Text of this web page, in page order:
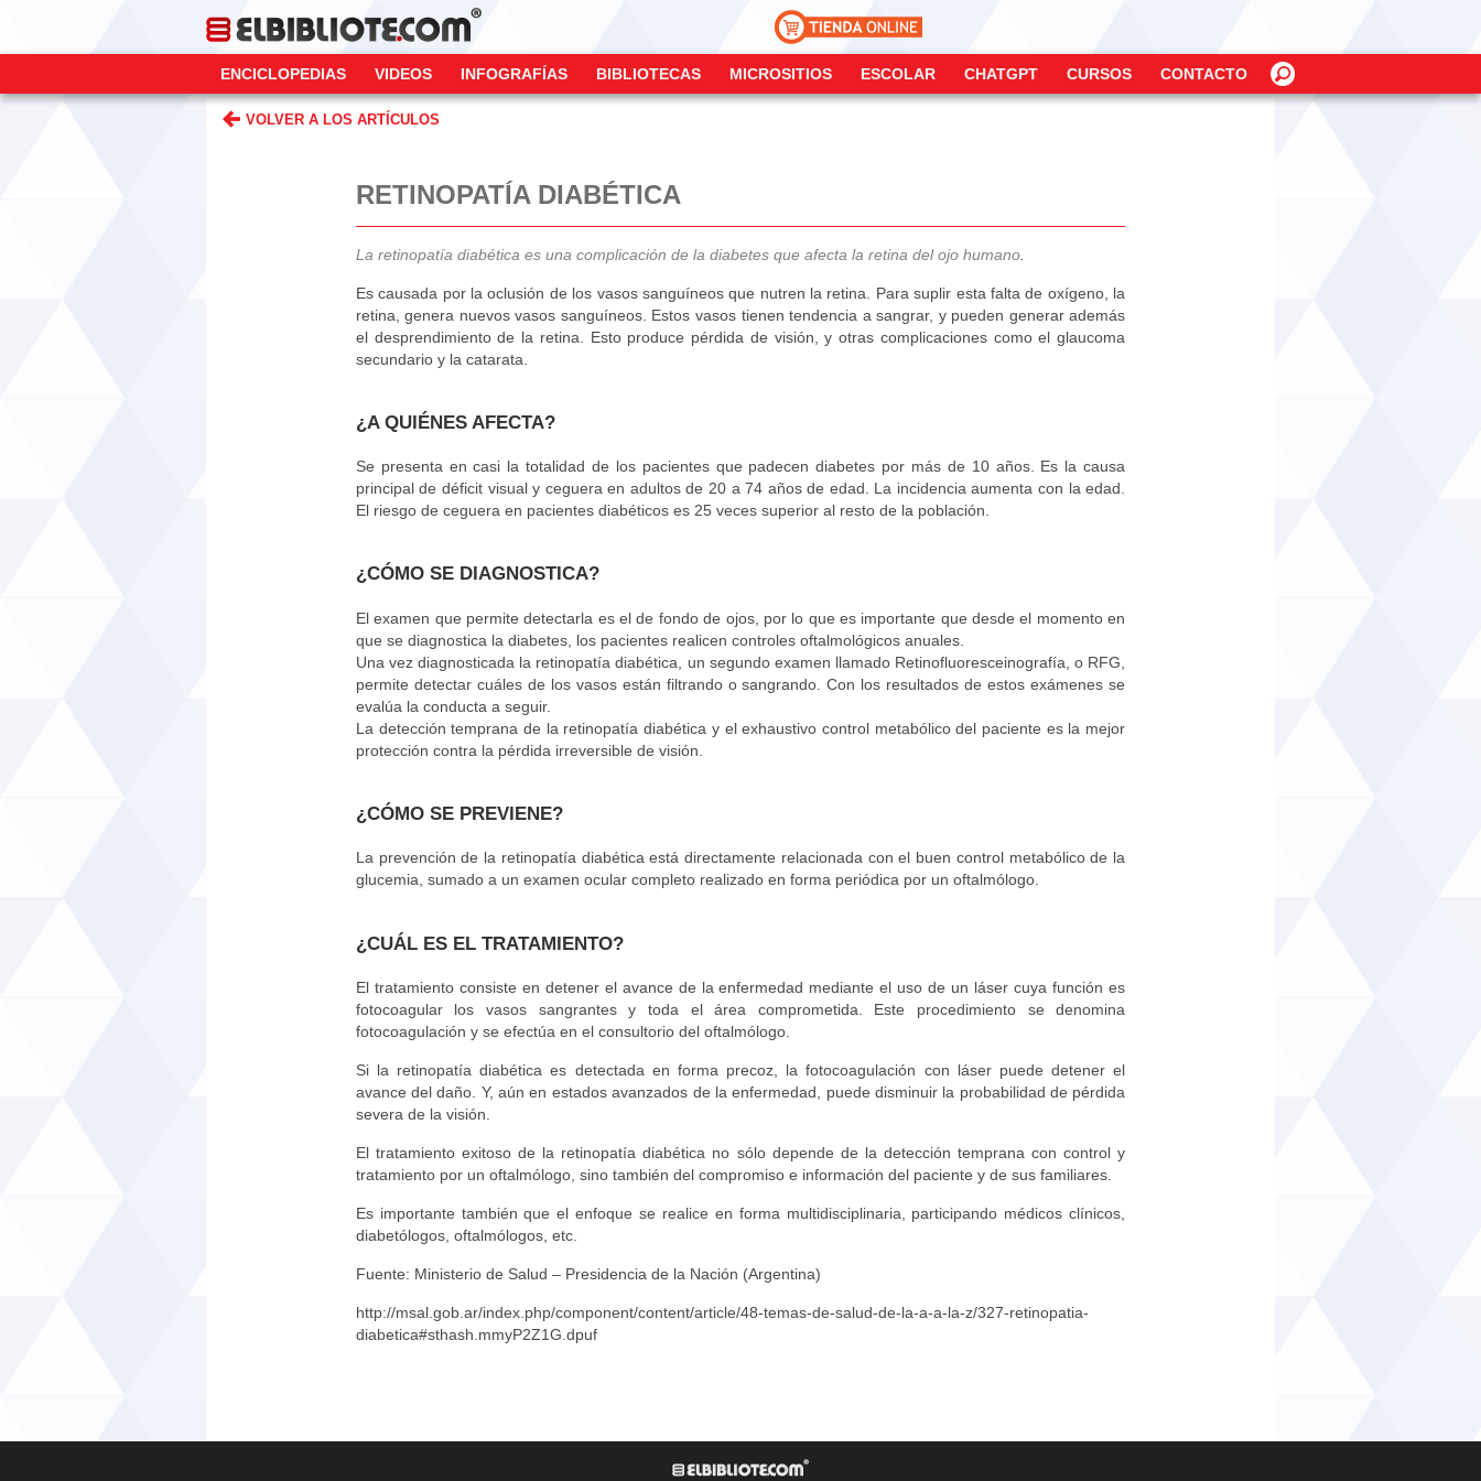
ENCICLOPEDIAS VIDEOS INFOGRAFÍAS BIBLIOTECAS MICROSITIOS ESCOLAR CHATGPT CURSOS CONTACTO
VOLVER A LOS ARTÍCULOS
RETINOPATÍA DIABÉTICA
La retinopatía diabética es una complicación de la diabetes que afecta la retina del ojo humano.
Es causada por la oclusión de los vasos sanguíneos que nutren la retina. Para suplir esta falta de oxígeno, la
retina, genera nuevos vasos sanguíneos. Estos vasos tienen tendencia a sangrar, y pueden generar además
el desprendimiento de la retina. Esto produce pérdida de visión, y otras complicaciones como el glaucoma
secundario y la catarata.
¿A QUIÉNES AFECTA?
Se presenta en casi la totalidad de los pacientes que padecen diabetes por más de 10 años. Es la causa
principal de déficit visual y ceguera en adultos de 20 a 74 años de edad. La incidencia aumenta con la edad.
El riesgo de ceguera en pacientes diabéticos es 25 veces superior al resto de la población.
¿CÓMO SE DIAGNOSTICA?
El examen que permite detectarla es el de fondo de ojos, por lo que es importante que desde el momento en
que se diagnostica la diabetes, los pacientes realicen controles oftalmológicos anuales.
Una vez diagnosticada la retinopatía diabética, un segundo examen llamado Retinofluoresceinografía, o RFG,
permite detectar cuáles de los vasos están filtrando o sangrando. Con los resultados de estos exámenes se
evalúa la conducta a seguir.
La detección temprana de la retinopatía diabética y el exhaustivo control metabólico del paciente es la mejor
protección contra la pérdida irreversible de visión.
¿CÓMO SE PREVIENE?
La prevención de la retinopatía diabética está directamente relacionada con el buen control metabólico de la
glucemia, sumado a un examen ocular completo realizado en forma periódica por un oftalmólogo.
¿CUÁL ES EL TRATAMIENTO?
El tratamiento consiste en detener el avance de la enfermedad mediante el uso de un láser cuya función es
fotocoagular los vasos sangrantes y toda el área comprometida. Este procedimiento se denomina
fotocoagulación y se efectúa en el consultorio del oftalmólogo.
Si la retinopatía diabética es detectada en forma precoz, la fotocoagulación con láser puede detener el
avance del daño. Y, aún en estados avanzados de la enfermedad, puede disminuir la probabilidad de pérdida
severa de la visión.
El tratamiento exitoso de la retinopatía diabética no sólo depende de la detección temprana con control y
tratamiento por un oftalmólogo, sino también del compromiso e información del paciente y de sus familiares.
Es importante también que el enfoque se realice en forma multidisciplinaria, participando médicos clínicos,
diabetólogos, oftalmólogos, etc.
Fuente: Ministerio de Salud – Presidencia de la Nación (Argentina)
http://msal.gob.ar/index.php/component/content/article/48-temas-de-salud-de-la-a-a-la-z/327-retinopatia-
diabetica#sthash.mmyP2Z1G.dpuf